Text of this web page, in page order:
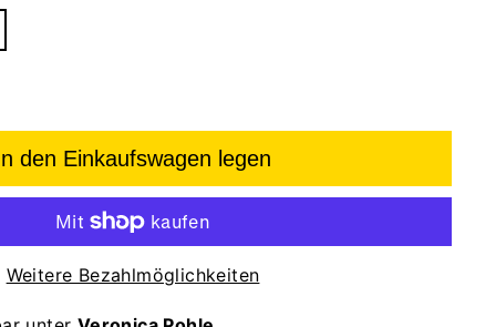
den Einkaufswagen legen
Weitere Bezahlmöglichkeiten